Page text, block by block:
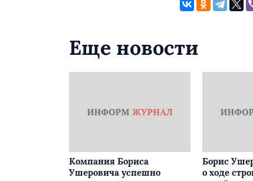
Еще новости
Компания Бориса
Ушеровича успешно
Борис
о ходе